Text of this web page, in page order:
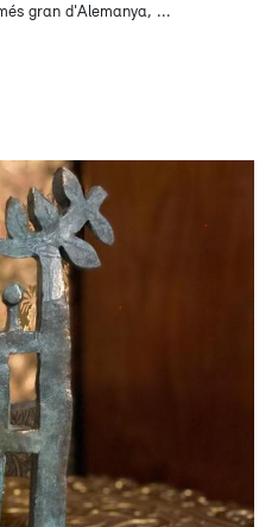
gran d'Alemanya, ...